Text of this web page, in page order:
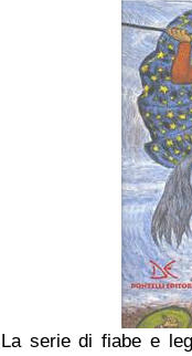
La serie di fiabe e